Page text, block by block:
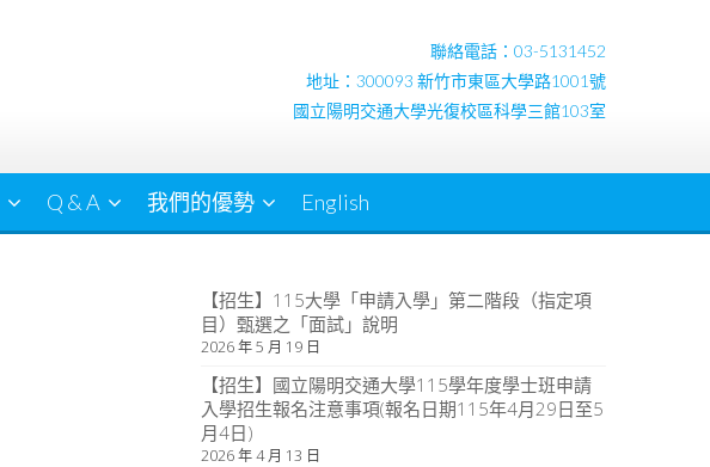
聯絡電話：03-5131452
地址：300093 新竹市東區大學路1001號
國立陽明交通大學光復校區科學三館103室
Q & A 我們的優勢 English
【招生】115大學「申請入學」第二階段（指定項
目）甄選之「面試」說明
2026 年 5 月 19 日
【招生】國立陽明交通大學115學年度學士班申請
入學招生報名注意事項(報名日期115年4月29日至5
月4日)
2026 年 4 月 13 日